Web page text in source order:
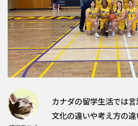
カナダの留学生活では言
文化の違いや考え方の